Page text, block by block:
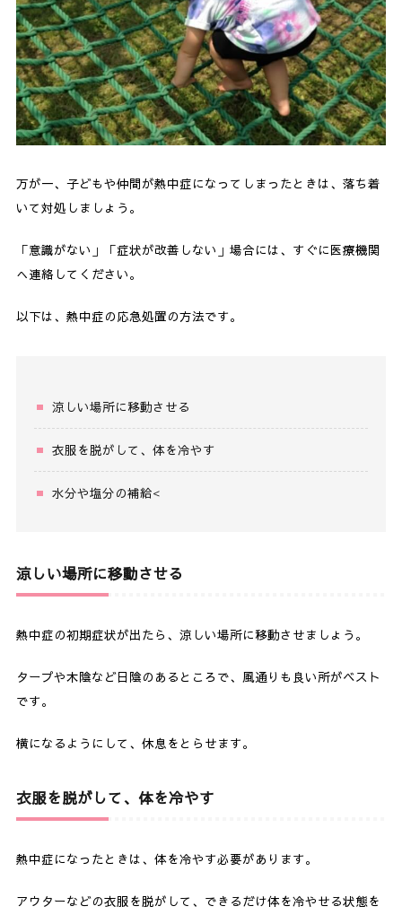
万が一、子どもや仲間が熱中症になってしまったときは、落ち着
いて対処しましょう。
「意識がない」「症状が改善しない」場合には、すぐに医療機関
へ連絡してください。
以下は、熱中症の応急処置の方法です。
涼しい場所に移動させる
衣服を脱がして、体を冷やす
水分や塩分の補給<
涼しい場所に移動させる
熱中症の初期症状が出たら、涼しい場所に移動させましょう。
タープや木陰など日陰のあるところで、風通りも良い所がベスト
です。
横になるようにして、休息をとらせます。
衣服を脱がして、体を冷やす
熱中症になったときは、体を冷やす必要があります。
アウターなどの衣服を脱がして、できるだけ体を冷やせる状態を